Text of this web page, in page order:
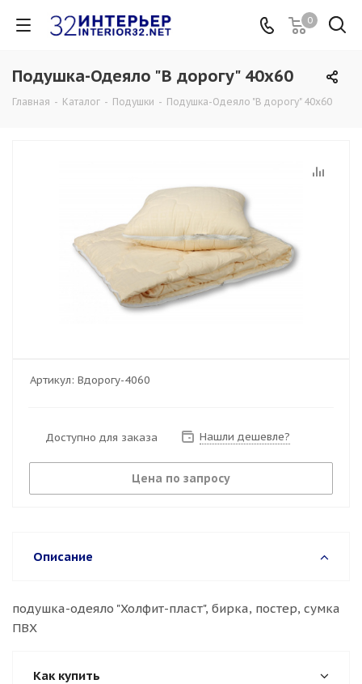
0
Подушка-Одеяло "В дорогу" 40х60
Главная - Каталог - Подушки - Подушка-Одеяло "В дорогу" 40х60
Артикул: Вдорогу-4060
Доступно для заказа Нашли дешевле?
Цена по запросу
Описание
подушка-одеяло "Холфит-пласт", бирка, постер, сумка
ПВХ
Как купить